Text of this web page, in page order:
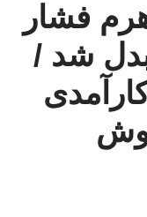
فشار
بدل شد /